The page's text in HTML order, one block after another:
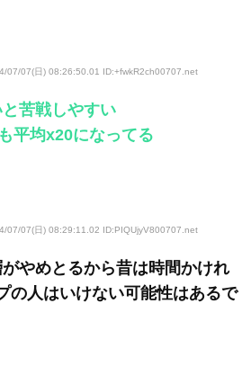
07/07(日) 08:26:50.01 ID:+fwkR2ch00707 .net
苦戦しやすい
平均x20になってる
07/07(日) 08:29:11.02 ID:PIQUjyV800707 .net
やめとるから昔は時間かけれ
の人はいけない可能性はあるで